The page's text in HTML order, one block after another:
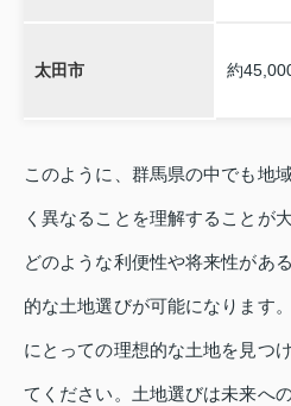
太田市 約
このように、群馬県の中でも地
く異なることを理解することが
どのような利便性や将来性があ
的な土地選びが可能になります
にとっての理想的な土地を見つ
てください。土地選びは未来へ